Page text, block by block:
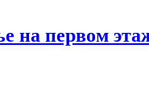
на первом